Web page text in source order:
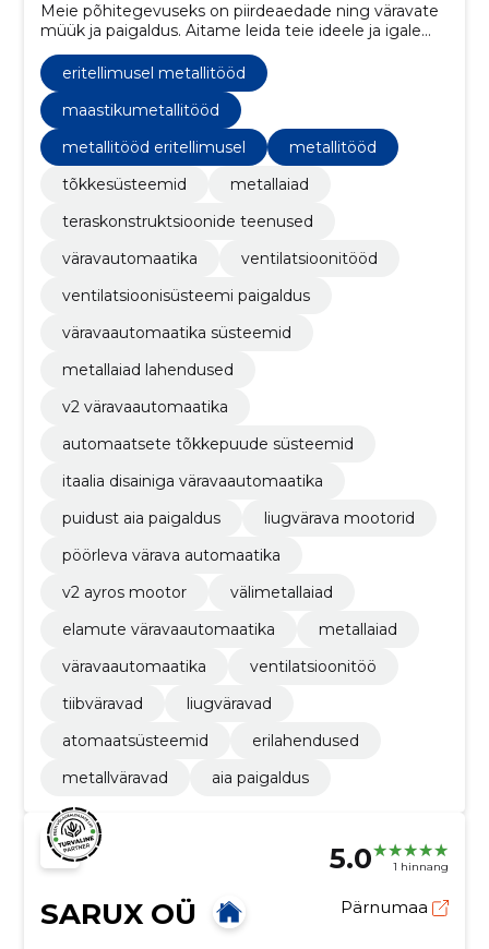
Meie põhitegevuseks on piirdeaedade ning väravate
müük ja paigaldus. Aitame leida teie ideele ja igale
konkreetsele aiale parima lahenduse.
eritellimusel metallitööd
maastikumetallitööd
metallitööd eritellimusel
metallitööd
tõkkesüsteemid
metallaiad
teraskonstruktsioonide teenused
väravautomaatika
ventilatsioonitööd
ventilatsioonisüsteemi paigaldus
väravaautomaatika süsteemid
metallaiad lahendused
v2 väravaautomaatika
automaatsete tõkkepuude süsteemid
itaalia disainiga väravaautomaatika
puidust aia paigaldus
liugvärava mootorid
pöörleva värava automaatika
v2 ayros mootor
välimetallaiad
elamute väravaautomaatika
metallaiad
väravaautomaatika
ventilatsioonitöö
tiibväravad
liugväravad
atomaatsüsteemid
erilahendused
metallväravad
aia paigaldus
5.0 1 hinnang
SARUX OÜ Pärnumaa